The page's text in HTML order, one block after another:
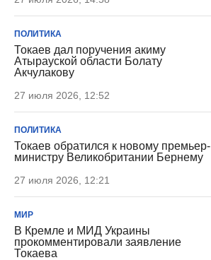
ПОЛИТИКА
Токаев дал поручения акиму
Атырауской области Болату
Акчулакову
27 июля 2026, 12:52
ПОЛИТИКА
Токаев обратился к новому премьер-
министру Великобритании Бернему
27 июля 2026, 12:21
МИР
В Кремле и МИД Украины
прокомментировали заявление
Токаева